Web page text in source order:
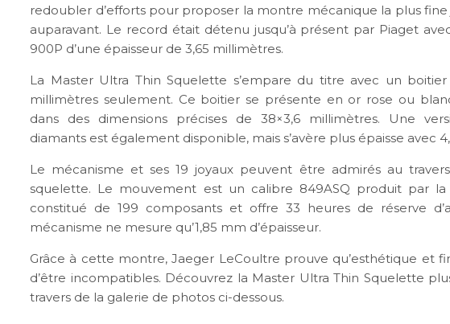
redoubler d’efforts pour proposer la montre mécanique la plus fine
auparavant. Le record était détenu jusqu’à présent par Piaget
900P d’une épaisseur de 3,65 millimètres.
La Master Ultra Thin Squelette s’empare du titre avec un
millimètres seulement. Ce boitier se présente en or rose ou
dans des dimensions précises de 38×3,6 millimètres. Une
diamants est également disponible, mais s’avère plus épaisse avec
Le mécanisme et ses 19 joyaux peuvent être admirés au travers
squelette. Le mouvement est un calibre 849ASQ produit par
constitué de 199 composants et offre 33 heures de réserve
mécanisme ne mesure qu’1,85 mm d’épaisseur.
Grâce à cette montre, Jaeger LeCoultre prouve qu’esthétique et
d’être incompatibles. Découvrez la Master Ultra Thin Squelette
travers de la galerie de photos ci-dessous.